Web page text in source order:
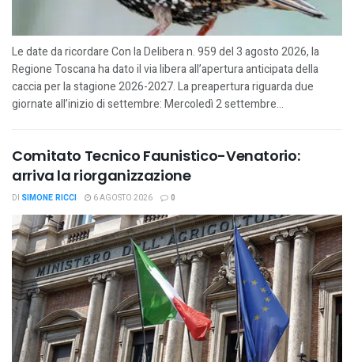
Le date da ricordare Con la Delibera n. 959 del 3 agosto 2026, la
Regione Toscana ha dato il via libera all’apertura anticipata della
caccia per la stagione 2026-2027. La preapertura riguarda due
giornate all’inizio di settembre: Mercoledì 2 settembre...
Comitato Tecnico Faunistico-Venatorio:
arriva la riorganizzazione
DI SIMONE RICCI 6 AGOSTO 2026 0